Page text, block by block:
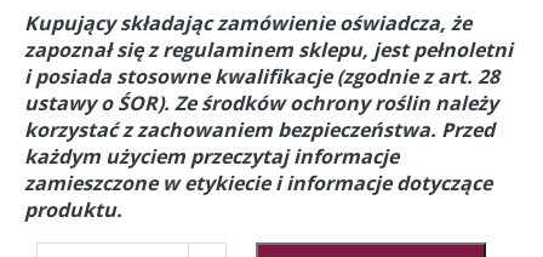
Kupujący składając zamówienie oświadcza, że
zapoznał się z regulaminem sklepu, jest pełnoletni
i posiada stosowne kwalifikacje (zgodnie z art. 28
ustawy o ŚOR). Ze środków ochrony roślin należy
korzystać z zachowaniem bezpieczeństwa. Przed
każdym użyciem przeczytaj informacje
zamieszczone w etykiecie i informacje dotyczące
produktu.